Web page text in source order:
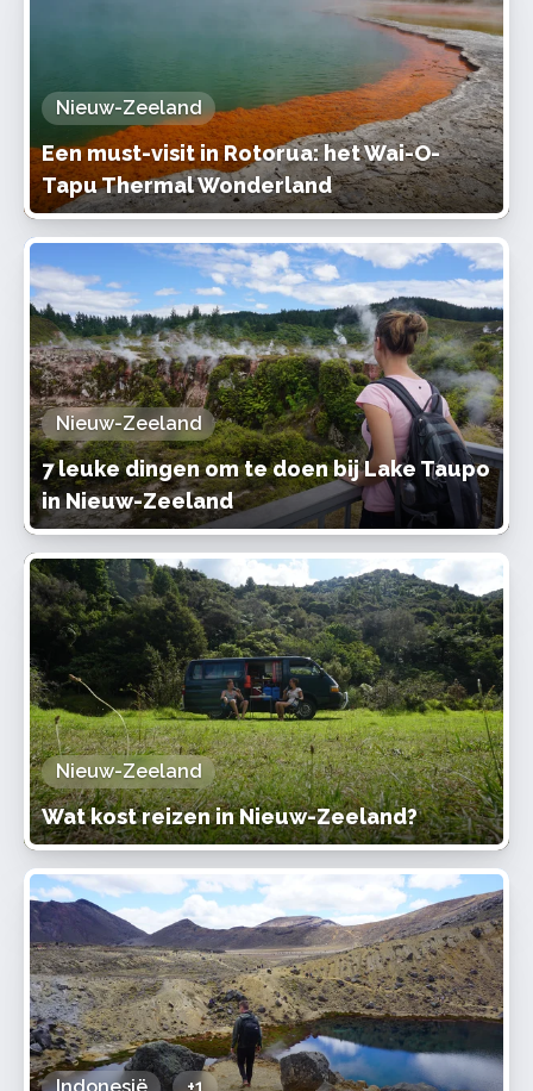
Nieuw-Zeeland
Een must-visit in Rotorua: het Wai-O-
Tapu Thermal Wonderland
Nieuw-Zeeland
7 leuke dingen om te doen bij Lake Taupo
in Nieuw-Zeeland
Nieuw-Zeeland
Wat kost reizen in Nieuw-Zeeland?